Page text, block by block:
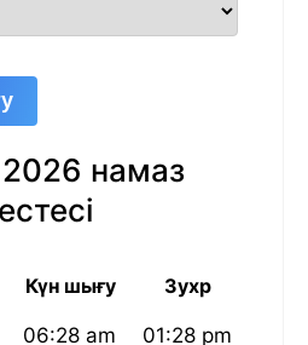
2026 намаз
Күн шығу Зухр
06:28 am 01:28 pm